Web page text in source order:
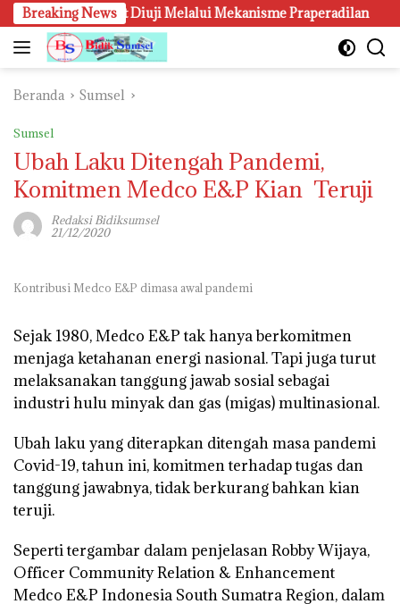
Langsung
ke
konten
Breaking News
Melalui Mekanisme Praperadilan Kanwil
Beranda Sumsel
Sumsel
Ubah Laku Ditengah Pandemi,
Komitmen Medco E&P Kian Teruji
Redaksi Bidiksumsel
21/12/2020
Kontribusi Medco E&P dimasa awal pandemi
Sejak 1980, Medco E&P tak hanya berkomitmen
menjaga ketahanan energi nasional. Tapi juga turut
melaksanakan tanggung jawab sosial sebagai
industri hulu minyak dan gas (migas) multinasional.
Ubah laku yang diterapkan ditengah masa pandemi
Covid-19, tahun ini, komitmen terhadap tugas dan
tanggung jawabnya, tidak berkurang bahkan kian
teruji.
Seperti tergambar dalam penjelasan Robby Wijaya,
Officer Community Relation & Enhancement
Medco E&P Indonesia South Sumatra Region, dalam